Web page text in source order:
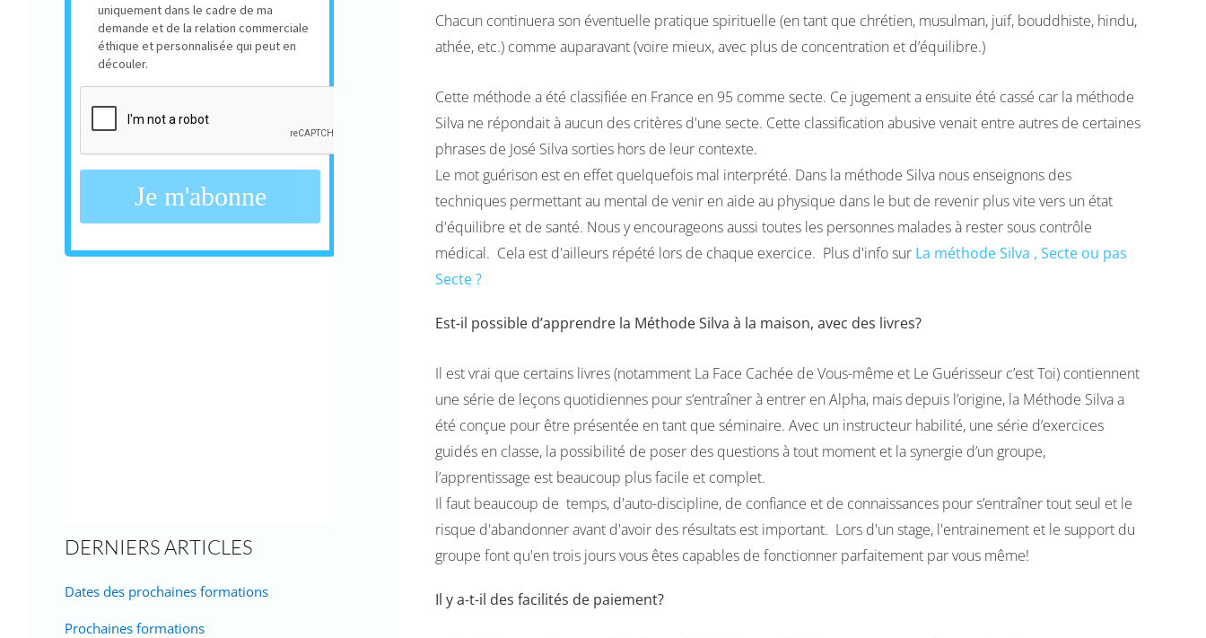
Chacun continuera son éventuelle pratique spirituelle (en tant que chrétien, musulman, juif, bouddhiste, hindu,
athée, etc.) comme auparavant (voire mieux, avec plus de concentration et d’équilibre.)
Cette méthode a été classifiée en France en 95 comme secte. Ce jugement a ensuite été cassé car la méthode
Silva ne répondait à aucun des critères d'une secte. Cette classification abusive venait entre autres de certaines
phrases de José Silva sorties hors de leur contexte.
Le mot guérison est en effet quelquefois mal interprété. Dans la méthode Silva nous enseignons des
techniques permettant au mental de venir en aide au physique dans le but de revenir plus vite vers un état
d'équilibre et de santé. Nous y encourageons aussi toutes les personnes malades à rester sous contrôle
médical. Cela est d'ailleurs répété lors de chaque exercice. Plus d'info sur La méthode Silva , Secte ou pas
Secte ?
Est-il possible d’apprendre la Méthode Silva à la maison, avec des livres?
Il est vrai que certains livres (notamment La Face Cachée de Vous-même et Le Guérisseur c’est Toi) contiennent
une série de leçons quotidiennes pour s’entraîner à entrer en Alpha, mais depuis l’origine, la Méthode Silva a
été conçue pour être présentée en tant que séminaire. Avec un instructeur habilité, une série d’exercices
guidés en classe, la possibilité de poser des questions à tout moment et la synergie d’un groupe,
l’apprentissage est beaucoup plus facile et complet.
Il faut beaucoup de temps, d'auto-discipline, de confiance et de connaissances pour s’entraîner tout seul et le
risque d'abandonner avant d'avoir des résultats est important. Lors d'un stage, l'entrainement et le support du
groupe font qu'en trois jours vous êtes capables de fonctionner parfaitement par vous même!
Il y a-t-il des facilités de paiement?
DERNIERS ARTICLES
Dates des prochaines formations
Prochaines formations